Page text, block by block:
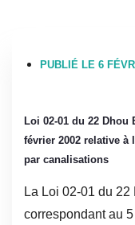
PUBLIÉ LE 6
Loi 02-01 du 22 Dhou
février 2002 relative à
par canalisations
La Loi 02-01 du
correspondant au